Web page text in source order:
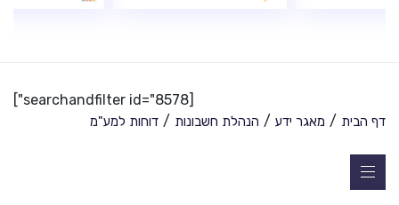
[searchandfilter id="8578"]
דף הבית / מאגר ידע / הנהלת חשבונות / דוחות למע"מ